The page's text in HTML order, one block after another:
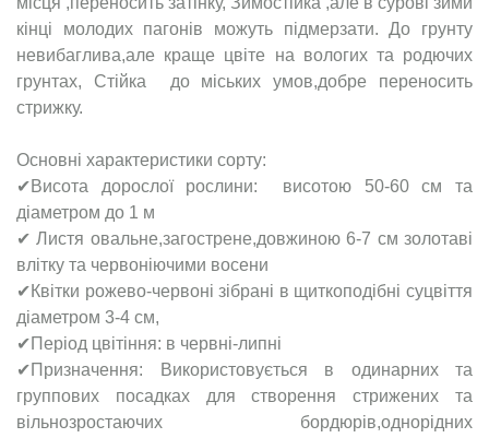
кінці молодих пагонів можуть підмерзати. До грунту
невибаглива,але краще цвіте на вологих та родючих
грунтах, Стійка до міських умов,добре переносить
стрижку.
Основні характеристики сорту:
✔Висота дорослої рослини: висотою 50-60 см та
діаметром до 1 м
✔ Листя овальне,загострене,довжиною 6-7 см золотаві
влітку та червоніючими восени
✔Квітки рожево-червоні зібрані в щиткоподібні суцвіття
діаметром 3-4 см,
✔Період цвітіння: в червні-липні
✔Призначення: Використовується в одинарних та
группових посадках для створення стрижених та
вільнозростаючих бордюрів,однорідних